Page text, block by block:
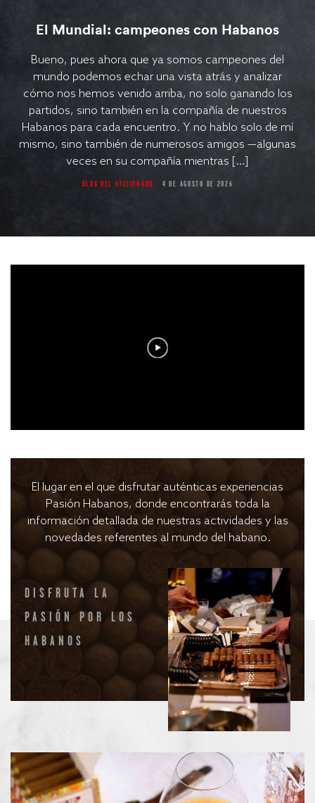
El Mundial: campeones con Habanos
Bueno, pues ahora que ya somos campeones del
mundo podemos echar una vista atrás y analizar
cómo nos hemos venido arriba, no solo ganando los
partidos, sino también en la compañía de nuestros
Habanos para cada encuentro. Y no hablo solo de mí
mismo, sino también de numerosos amigos —algunas
veces en su compañía mientras […]
BLOG DEL AFICIONADO 4 DE AGOSTO DE 2026
El lugar en el que disfrutar auténticas experiencias
Pasión Habanos, donde encontrarás toda la
información detallada de nuestras actividades y las
novedades referentes al mundo del habano.
DISFRUTA LA
PASIÓN POR LOS
HABANOS